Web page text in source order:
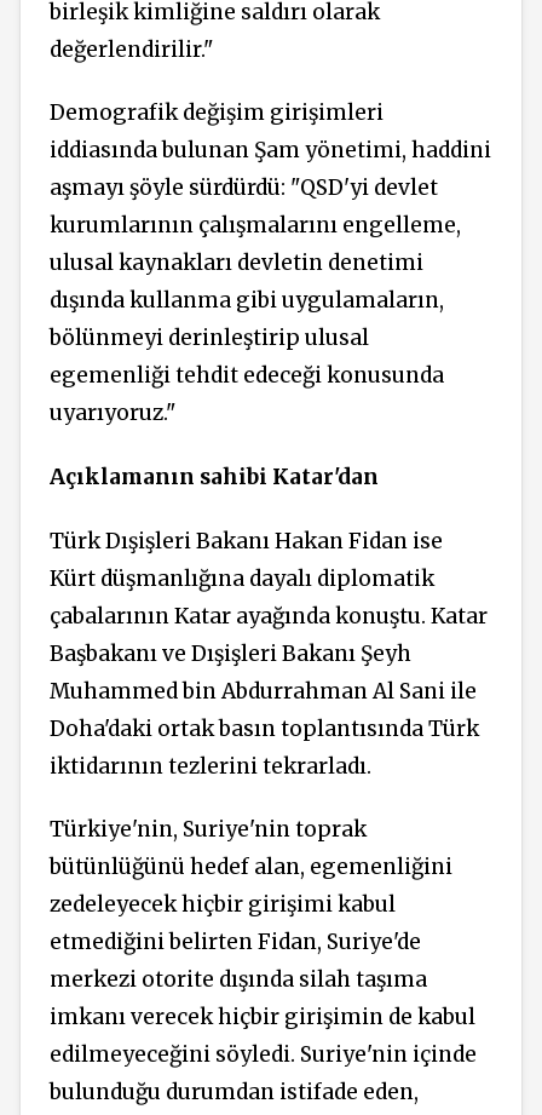
birleşik kimliğine saldırı olarak
değerlendirilir."
Demografik değişim girişimleri
iddiasında bulunan Şam yönetimi, haddini
aşmayı şöyle sürdürdü: "QSD'yi devlet
kurumlarının çalışmalarını engelleme,
ulusal kaynakları devletin denetimi
dışında kullanma gibi uygulamaların,
bölünmeyi derinleştirip ulusal
egemenliği tehdit edeceği konusunda
uyarıyoruz."
Açıklamanın sahibi Katar'dan
Türk Dışişleri Bakanı Hakan Fidan ise
Kürt düşmanlığına dayalı diplomatik
çabalarının Katar ayağında konuştu. Katar
Başbakanı ve Dışişleri Bakanı Şeyh
Muhammed bin Abdurrahman Al Sani ile
Doha'daki ortak basın toplantısında Türk
iktidarının tezlerini tekrarladı.
Türkiye'nin, Suriye'nin toprak
bütünlüğünü hedef alan, egemenliğini
zedeleyecek hiçbir girişimi kabul
etmediğini belirten Fidan, Suriye'de
merkezi otorite dışında silah taşıma
imkanı verecek hiçbir girişimin de kabul
edilmeyeceğini söyledi. Suriye'nin içinde
bulunduğu durumdan istifade eden,